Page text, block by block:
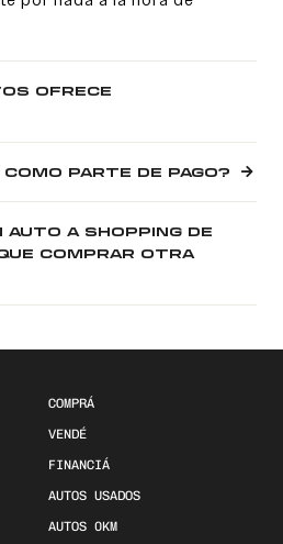
OFRECE
PARTE DE PAGO?
AUTO A SHOPPING DE
COMPRAR OTRA
COMPRÁ
VENDÉ
FINANCIÁ
AUTOS USADOS
AUTOS 0KM